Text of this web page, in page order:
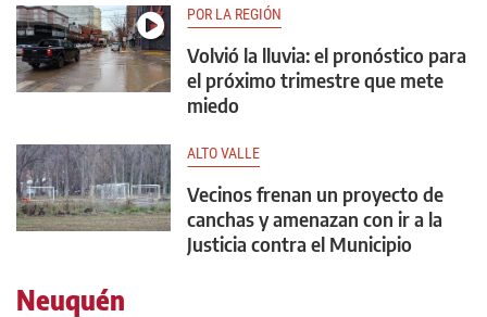
POR LA REGIÓN
Volvió la lluvia: el pronóstico para
el próximo trimestre que mete
miedo
ALTO VALLE
Vecinos frenan un proyecto de
canchas y amenazan con ir a la
Justicia contra el Municipio
Neuquén